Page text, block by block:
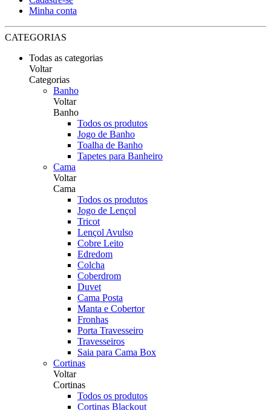
Minha conta
CATEGORIAS
Todas as categorias
Voltar
Categorias
Banho
Voltar
Banho
Todos os produtos
Jogo de Banho
Toalha de Banho
Tapetes para Banheiro
Cama
Voltar
Cama
Todos os produtos
Jogo de Lençol
Tricot
Lençol Avulso
Cobre Leito
Edredom
Colcha
Coberdrom
Duvet
Cama Posta
Manta e Cobertor
Fronhas
Porta Travesseiro
Travesseiros
Saia para Cama Box
Cortinas
Voltar
Cortinas
Todos os produtos
Cortinas Blackout